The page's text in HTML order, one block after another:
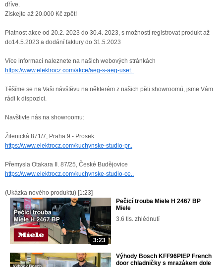
dříve.
Získejte až 20.000 Kč zpět!
Platnost akce od 20.2. 2023 do 30.4. 2023, s možností registrovat produkt až
do14.5.2023 a dodání faktury do 31.5.2023
Více informací naleznete na našich webových stránkách
https://www.elektrocz.com/akce/aeg-s-aeg-uset..
Těšíme se na Vaši návštěvu na některém z našich pěti showroomů, jsme Vám
rádi k dispozici.
Navštivte nás na showroomu:
Žitenická 871/7, Praha 9 - Prosek
https://www.elektrocz.com/kuchynske-studio-pr..
Přemysla Otakara II. 87/25, České Budějovice
https://www.elektrocz.com/kuchynske-studio-ce..
(Ukázka nového produktu) [1:23]
3:23
Pečicí trouba Miele H 2467 BP
Miele
3.6 tis. zhlédnutí
Výhody Bosch KFF96PIEP French
door chladničky s mrazákem dole